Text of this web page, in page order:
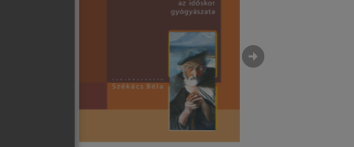
arrow_circle_right